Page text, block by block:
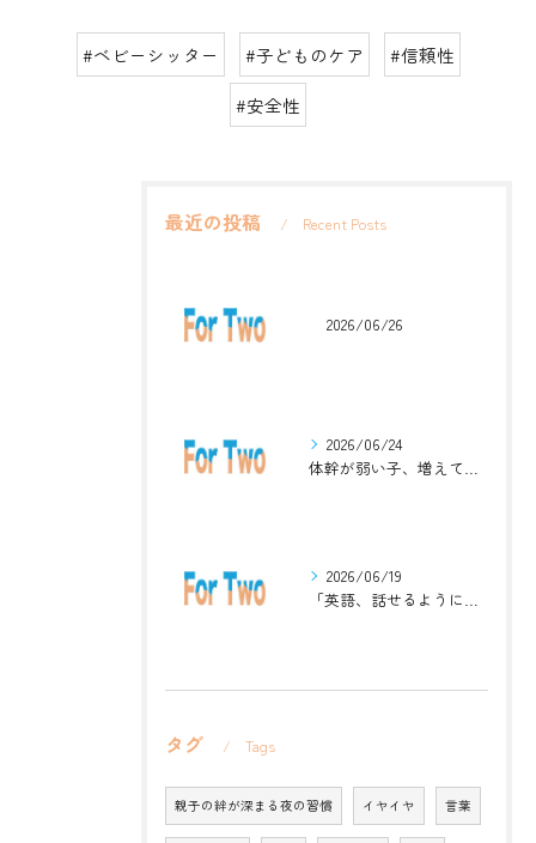
#ベビーシッター #子どものケア
#信頼性
#安全性
最近の投稿 Recent Posts
2026/06/26
2026/06/24
体幹が弱い子、増えています。英語ジムナスティックで楽しく解決！
2026/06/19
「英語、話せるようになりたい」中学生・高校生のためのZoomレッスン
タグ Tags
親子の絆が深まる夜の習慣 イヤイヤ 言葉